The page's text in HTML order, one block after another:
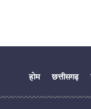
होम छत्तीसगढ़